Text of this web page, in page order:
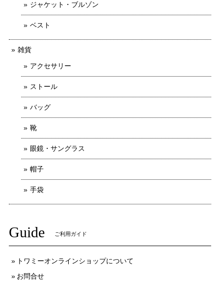
ジャケット・ブルゾン
ベスト
雑貨
アクセサリー
ストール
バッグ
靴
眼鏡・サングラス
帽子
手袋
Guide ご利用ガイド
トワミーオンラインショップについて
お問合せ